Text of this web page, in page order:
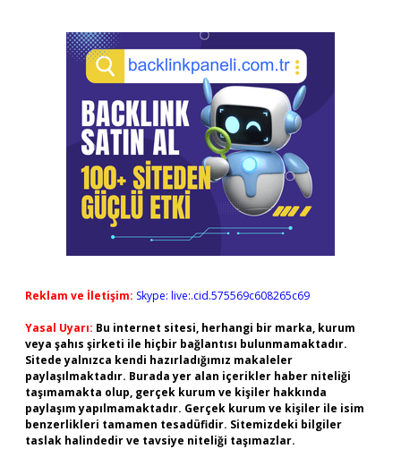
Reklam ve İletişim: Skype: live:.cid.575569c608265c69
Yasal Uyarı: Bu internet sitesi, herhangi bir marka, kurum
veya şahıs şirketi ile hiçbir bağlantısı bulunmamaktadır.
Sitede yalnızca kendi hazırladığımız makaleler
paylaşılmaktadır. Burada yer alan içerikler haber niteliği
taşımamakta olup, gerçek kurum ve kişiler hakkında
paylaşım yapılmamaktadır. Gerçek kurum ve kişiler ile isim
benzerlikleri tamamen tesadüfidir. Sitemizdeki bilgiler
taslak halindedir ve tavsiye niteliği taşımazlar.